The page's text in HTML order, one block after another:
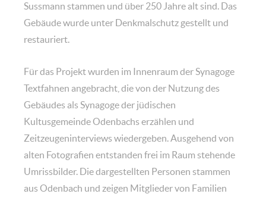
Sussmann stammen und über 250 Jahre alt sind. Das
Gebäude wurde unter Denkmalschutz gestellt und
restauriert.
Für das Projekt wurden im Innenraum der Synagoge
Textfahnen angebracht, die von der Nutzung des
Gebäudes als Synagoge der jüdischen
Kultusgemeinde Odenbachs erzählen und
Zeitzeugeninterviews wiedergeben. Ausgehend von
alten Fotografien entstanden frei im Raum stehende
Umrissbilder. Die dargestellten Personen stammen
aus Odenbach und zeigen Mitglieder von Familien